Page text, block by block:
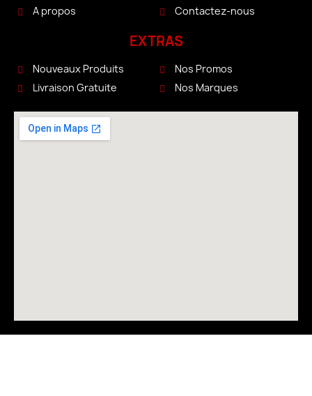
A propos
Contactez-nous
EXTRAS
Nouveaux Produits
Livraison Gratuite
Nos Promos
Nos Marques